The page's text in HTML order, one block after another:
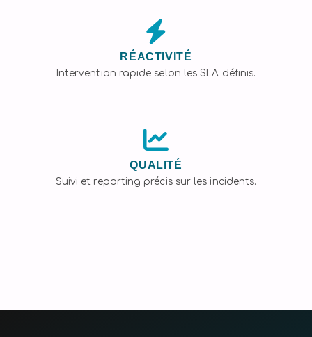
RÉACTIVITÉ
Intervention rapide selon les SLA définis.
QUALITÉ
Suivi et reporting précis sur les incidents.